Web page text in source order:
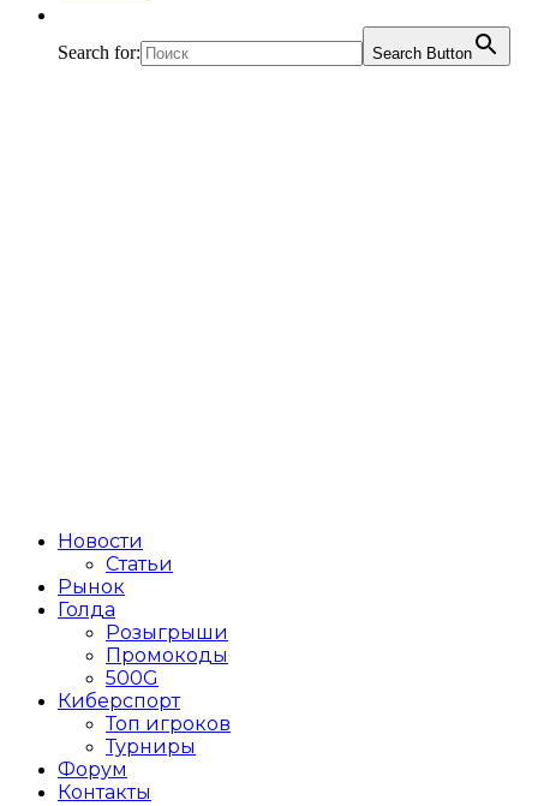
Search for: Search Button
Новости
Статьи
Рынок
Голда
Розыгрыши
Промокоды
500G
Киберспорт
Топ игроков
Турниры
Форум
Контакты